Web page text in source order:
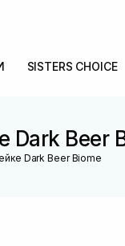
SISTERS CHOICE
Dark Beer
Dark Beer Biome